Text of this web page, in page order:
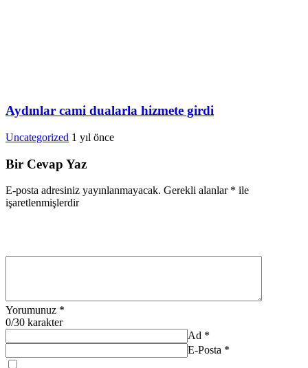
Aydınlar cami dualarla hizmete girdi
Uncategorized 1 yıl önce
Bir Cevap Yaz
E-posta adresiniz yayınlanmayacak. Gerekli alanlar * ile
işaretlenmişlerdir
Yorumunuz *
0/30 karakter
Ad *
E-Posta *